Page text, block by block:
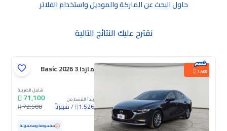
حاول البحث عن الماركة والموديل واستخدام الفلاتر
نقترح عليك النتائج التالية
1,400 مازدا 3 Basic 2026
يبدأ القسط من
1,526
/شهرياً
شامل الضريبة
71,100
72,500
مستعملة 21,604 كم ممشى قليل مفحوصة ومضمونة